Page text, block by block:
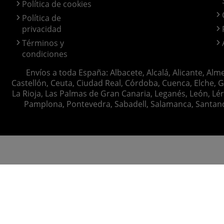
Política de cookies
Política de
privacidad
Términos y
condiciones
Envíos a toda España: Albacete, Alcalá, Alicante,
Castellón, Ceuta, Ciudad Real, Córdoba, Cuenca,
La Rioja, Las Palmas de Gran Canaria, Leganés, León,
Pamplona, Pontevedra, Sabadell, Salamanca,